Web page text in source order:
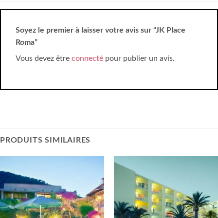
Soyez le premier à laisser votre avis sur “JK Place
Roma”
Vous devez être connecté pour publier un avis.
PRODUITS SIMILAIRES